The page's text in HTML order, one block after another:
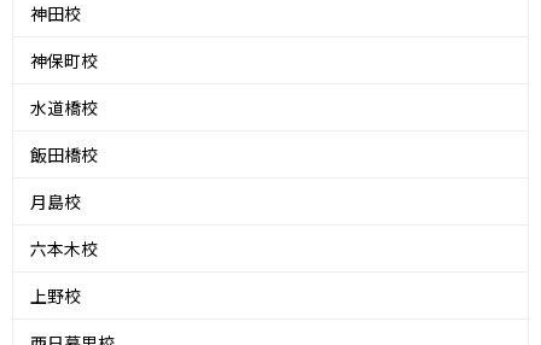
神田校
神保町校
水道橋校
飯田橋校
月島校
六本木校
上野校